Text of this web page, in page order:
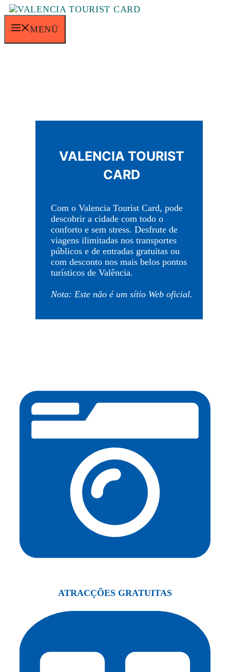
Saltar
para
MENÜ
VALENCIA TOURIST
CARD
Com o Valencia Tourist Card, pode
descobrir a cidade com todo o
conforto e sem stress. Desfrute de
viagens ilimitadas nos transportes
públicos e de entradas gratuitas ou
com desconto nos mais belos pontos
turísticos de Valência.
Nota: Este não é um sítio Web oficial.
ATRACÇÕES GRATUITAS